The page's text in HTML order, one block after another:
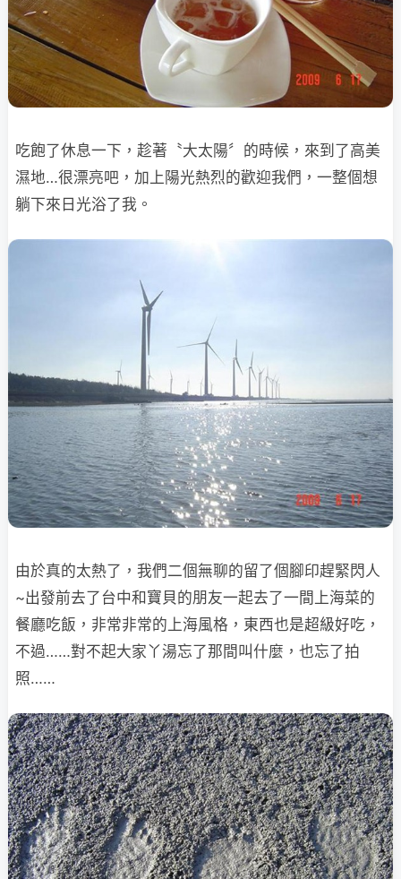
吃飽了休息一下，趁著〝大太陽〞的時候，來到了高美
濕地…很漂亮吧，加上陽光熱烈的歡迎我們，一整個想
躺下來日光浴了我。
由於真的太熱了，我們二個無聊的留了個腳印趕緊閃人
~出發前去了台中和寶貝的朋友一起去了一間上海菜的
餐廳吃飯，非常非常的上海風格，東西也是超級好吃，
不過……對不起大家丫湯忘了那間叫什麼，也忘了拍
照……